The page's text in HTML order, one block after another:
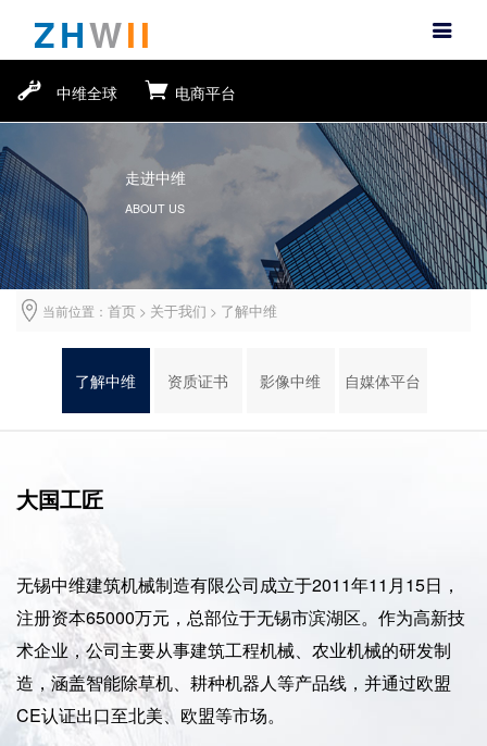
ZHWII
中维全球 电商平台
走进中维
ABOUT US
当前位置： 首页 > 关于我们 > 了解中维
了解中维 资质证书 影像中维 自媒体平台
大国工匠
无锡中维建筑机械制造有限公司成立于2011年11月15日，
注册资本65000万元，总部位于无锡市滨湖区。作为高新技
术企业，公司主要从事建筑工程机械、农业机械的研发制
造，涵盖智能除草机、耕种机器人等产品线，并通过欧盟
CE认证出口至北美、欧盟等市场。